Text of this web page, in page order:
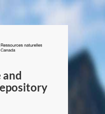
/
Canada
and